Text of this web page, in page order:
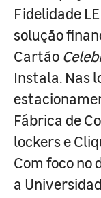
Fidelidade
solução
Cartão
Instala. Nas
Fábrica de
lockers e
Com foco no
a